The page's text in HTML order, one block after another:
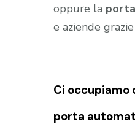
oppure la
e aziende
Ci occupiamo
porta